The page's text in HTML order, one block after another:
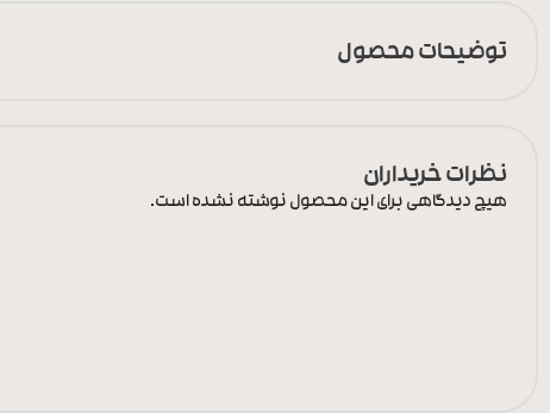
توضیحات محصول
نظرات خریداران
هیچ دیدگاهی برای این محصول نوشته نشده است.